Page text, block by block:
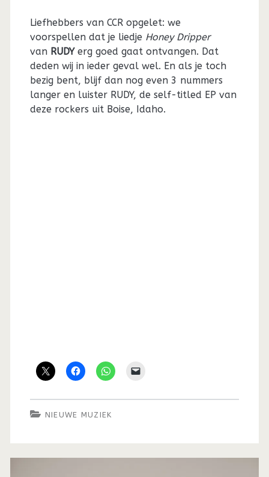
Liefhebbers van CCR opgelet: we
voorspellen dat je liedje Honey Dripper
van RUDYerg goed gaat ontvangen. Dat
deden wij in ieder geval wel. En als je toch
bezig bent, blijf dan nog even 3 nummers
langer en luister RUDY, de self-titled EP van
deze rockers uit Boise, Idaho.
NIEUWE MUZIEK